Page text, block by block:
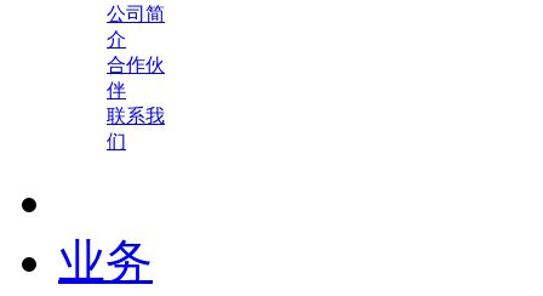
公司简
介
合作伙
伴
联系我
们
业务